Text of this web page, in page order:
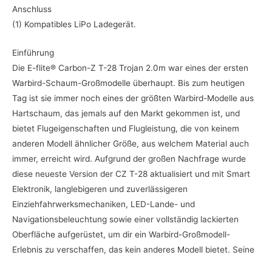
Anschluss
(1) Kompatibles LiPo Ladegerät.
Einführung
Die E-flite® Carbon-Z T-28 Trojan 2.0m war eines der ersten
Warbird-Schaum-Großmodelle überhaupt. Bis zum heutigen
Tag ist sie immer noch eines der größten Warbird-Modelle aus
Hartschaum, das jemals auf den Markt gekommen ist, und
bietet Flugeigenschaften und Flugleistung, die von keinem
anderen Modell ähnlicher Größe, aus welchem Material auch
immer, erreicht wird. Aufgrund der großen Nachfrage wurde
diese neueste Version der CZ T-28 aktualisiert und mit Smart
Elektronik, langlebigeren und zuverlässigeren
Einziehfahrwerksmechaniken, LED-Lande- und
Navigationsbeleuchtung sowie einer vollständig lackierten
Oberfläche aufgerüstet, um dir ein Warbird-Großmodell-
Erlebnis zu verschaffen, das kein anderes Modell bietet. Seine